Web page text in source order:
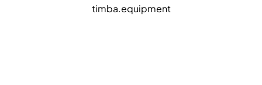
timba.equipment